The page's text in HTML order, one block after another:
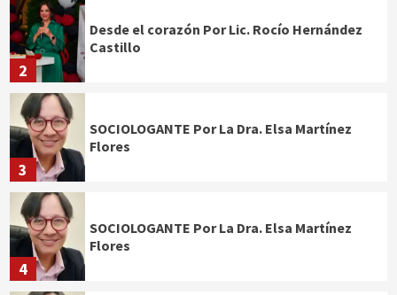
2
Desde el corazón Por Lic. Rocío Hernández
Castillo
3
SOCIOLOGANTE Por La Dra. Elsa Martínez
Flores
4
SOCIOLOGANTE Por La Dra. Elsa Martínez
Flores